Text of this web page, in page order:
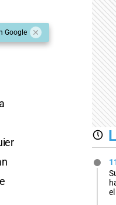
Google